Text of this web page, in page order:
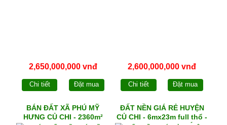
2,650,000,000 vnđ
Chi tiết Đặt mua
2,600,000,000 vnđ
Chi tiết Đặt mua
BÁN ĐẤT XÃ PHÚ MỸ
HƯNG CỦ CHI - 2360m²
ĐẤT NỀN GIÁ RẺ HUYỆN
CỦ CHI - 6mx23m full thổ -